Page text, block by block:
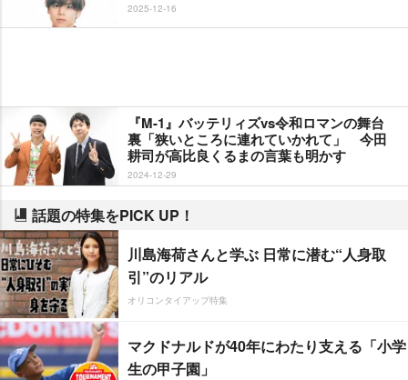
2025-12-16
『M-1』バッテリィズvs令和ロマンの舞台
裏「狭いところに連れていかれて」 今田
耕司が高比良くるまの言葉も明かす
2024-12-29
話題の特集をPICK UP！
川島海荷さんと学ぶ 日常に潜む“人身取
引”のリアル
オリコンタイアップ特集
マクドナルドが40年にわたり支える「小学
生の甲子園」